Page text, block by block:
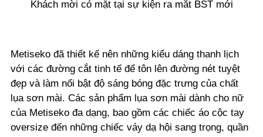
Khách mời có mặt tại sự kiện ra mắt BST mới
Metiseko đã thiết kế nên những kiểu dáng thanh lịch
với các đường cắt tinh tế để tôn lên đường nét tuyệt
đẹp và làm nổi bật độ sáng bóng đặc trưng của chất
lụa sơn mài. Các sản phẩm lụa sơn mài dành cho nữ
của Metiseko đa dạng, bao gồm các chiếc áo cộc tay
oversize đến những chiếc váy dạ hội sang trọng, quần